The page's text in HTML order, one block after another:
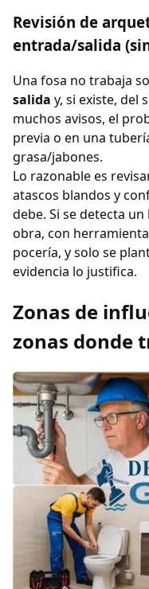
Revisión de
entrada/salida
Una fosa no trabaja
salida y, si existe, del
muchos avisos, el
previa o en una
grasa/jabones.
Lo razonable es
atascos blandos y
debe. Si se detecta
obra, con
pocería, y solo se
evidencia lo justifica.
Zonas de
zonas donde